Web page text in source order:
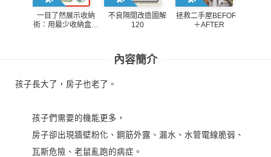
一目了然展示收納
術：用最少收納盒就
不良隔間改造圖解
120
拯救二手屋BEFORE
＋AFTER
內容簡介
孩子長大了，房子也老了。
孩子們需要的機能更多，
房子卻出現牆壁粉化、鋼筋外露、漏水、水管電線脆弱、
瓦斯危險、老鼠亂跑的病症。